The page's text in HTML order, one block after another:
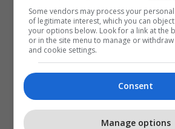
Some vendors may process your
of legitimate interest, which you can
your options below. Look for a link at the
or in the site menu to manage or
and cookie settings.
Consent
Manage options